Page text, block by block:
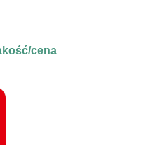
cena